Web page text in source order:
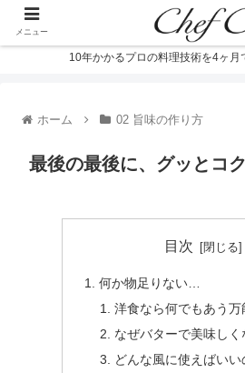
10年かかるプロの料理技術を4ヶ月
ホーム 02 旨味の作り方
最後の最後に、グッとコ
目次
何か物足りない…
洋食なら何でもあう万
なぜバターで美味しく
どんな風に使えばいい
メニュー